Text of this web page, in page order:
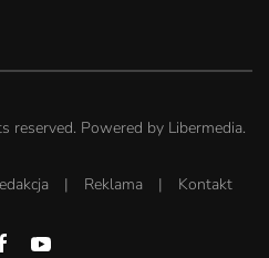
reserved. Powered by Libermedia.
| Reklama | Kontakt